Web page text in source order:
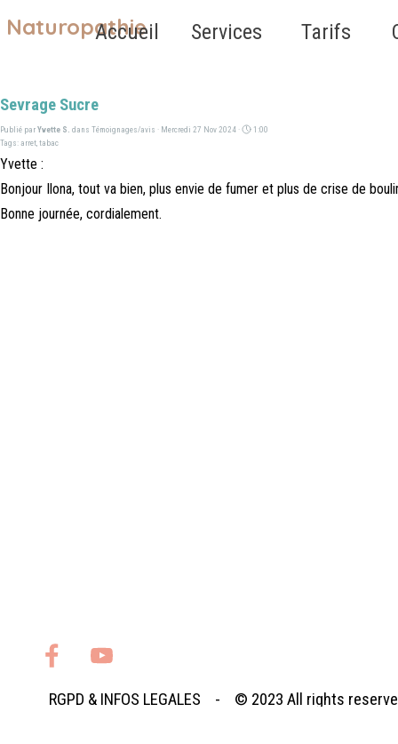
Naturopathie Sauter le
Accueil Services ▼
Tarifs
Sevrage Sucre
Publié parYvette S. dans Témoignages/avis · Mercredi 27 Nov 2024 ·
1:00
Tags:arret tabac
Yvette :
Bonjour Ilona, tout va bien, plus envie de fumer et plus de crise de
Bonne journée, cordialement.
RGPD & INFOS LEGALES - © 2023 All rights